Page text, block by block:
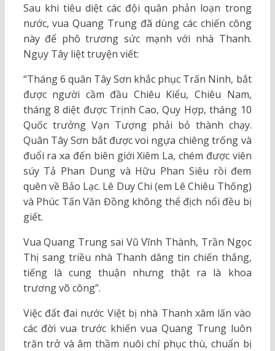
Sau khi tiêu diệt các đội quân phản loạn trong
nước, vua Quang Trung đã dùng các chiến công
này để phô trương sức mạnh với nhà Thanh.
Ngụy Tây liệt truyện viết:
“Tháng 6 quân Tây Sơn khắc phục Trấn Ninh, bắt
được người cầm đầu Chiêu Kiểu, Chiêu Nam,
tháng 8 diệt được Trịnh Cao, Quy Hợp, tháng 10
Quốc trưởng Vạn Tượng phải bỏ thành chạy.
Quân Tây Sơn bắt được voi ngựa chiêng trống và
đuổi ra xa đến biên giới Xiêm La, chém được viên
súy Tả Phan Dung và Hữu Phan Siêu rồi đem
quên về Bảo Lạc. Lê Duy Chi (em Lê Chiêu Thống)
và Phúc Tấn Văn Đồng không thể địch nổi đều bị
giết.
Vua Quang Trung sai Vũ Vĩnh Thành, Trần Ngọc
Thị sang triều nhà Thanh dâng tin chiến thắng,
tiếng là cung thuận nhưng thật ra là khoa
trương võ công”.
Việc đất đai nước Việt bị nhà Thanh xâm lấn vào
các đời vua trước khiến vua Quang Trung luôn
trăn trở và âm thầm nuôi chí phục thù, chuẩn bị